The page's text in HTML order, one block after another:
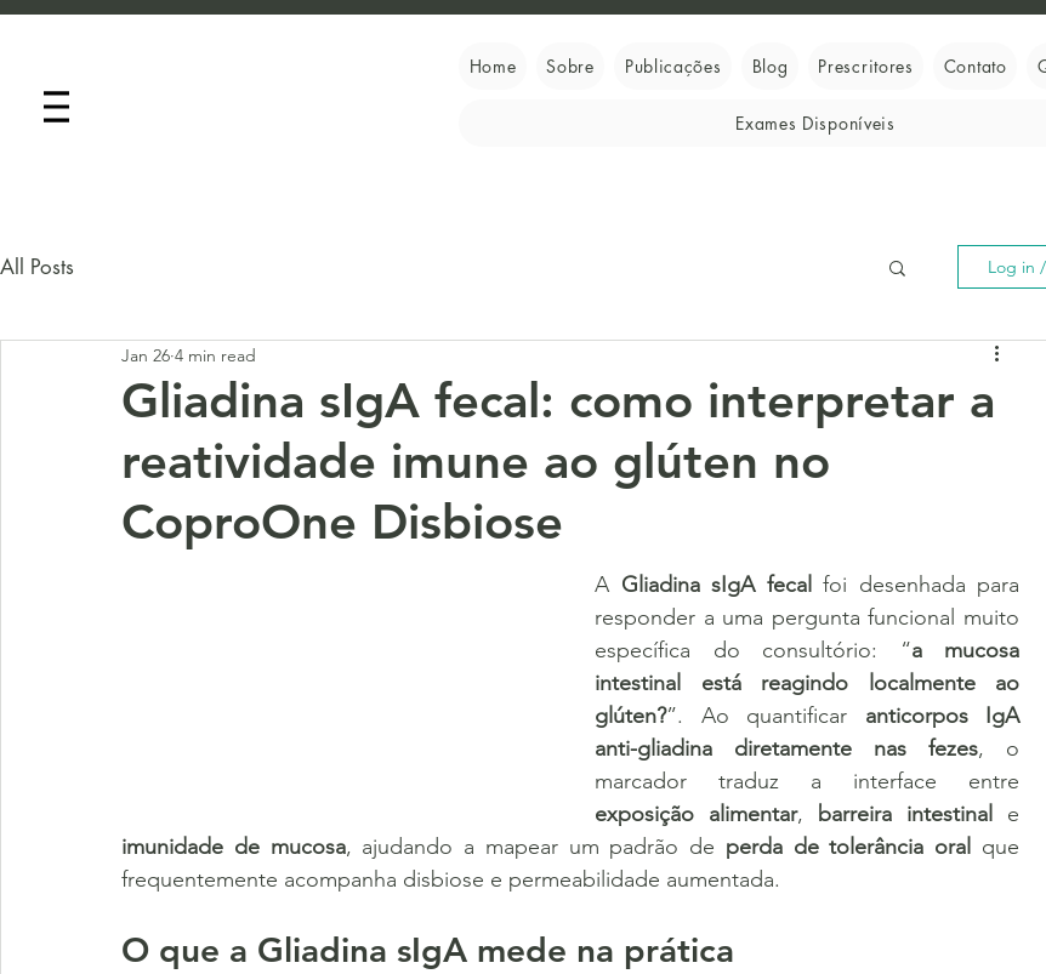
Home Sobre Publicações Blog Prescritores Contato
Exames Disponíveis
All Posts Log in
Gliadina sIgA fecal: como interpretar a
reatividade imune ao glúten no
CoproOne Disbiose
Jan 26 4 min read
A Gliadina sIgA fecal foi desenhada para
responder a uma pergunta funcional muito
específica do consultório: “a mucosa
intestinal está reagindo localmente ao
glúten?”. Ao quantificar anticorpos IgA
anti-gliadina diretamente nas fezes, o
exposição alimentar, barreira intestinal
imunidade de mucosa, ajudando a mapear um padrão de perda de tolerância oral
que
frequentemente acompanha disbiose e permeabilidade aumentada.
O que a Gliadina sIgA mede na prática